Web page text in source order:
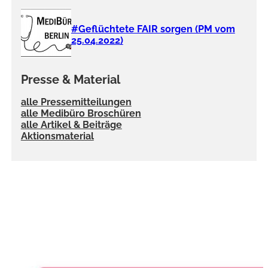
#Geflüchtete FAIR sorgen (PM vom
25.04.2022)
Presse & Material
alle Pressemitteilungen
alle Medibüro Broschüren
alle Artikel & Beiträge
Aktionsmaterial